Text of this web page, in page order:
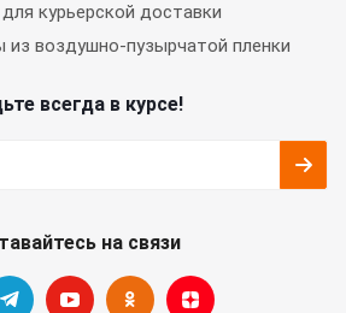
курьерской доставки
воздушно-пузырчатой пленки
всегда в курсе!
на связи